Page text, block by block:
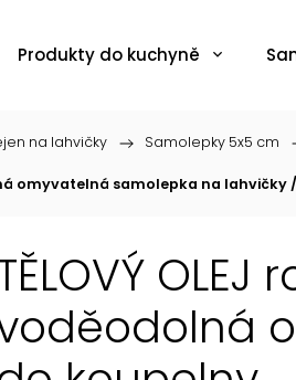
Produkty do kuchyně
na lahvičky / Samolepky 5x5 cm /
omyvatelná samolepka na lahvičky